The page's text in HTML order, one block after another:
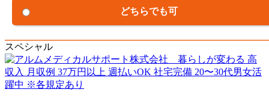
どちらでも可
スペシャル